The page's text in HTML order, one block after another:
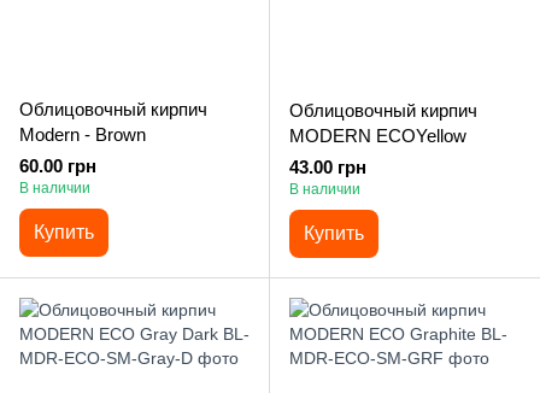
Облицовочный кирпич
Modern - Brown
60.00 грн
В наличии
Купить
Облицовочный кирпич
MODERN ECOYellow
43.00 грн
В наличии
Купить